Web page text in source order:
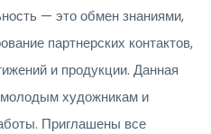
— это обмен знаниями,
партнерских контактов,
и продукции. Данная
художникам и
Приглашены все